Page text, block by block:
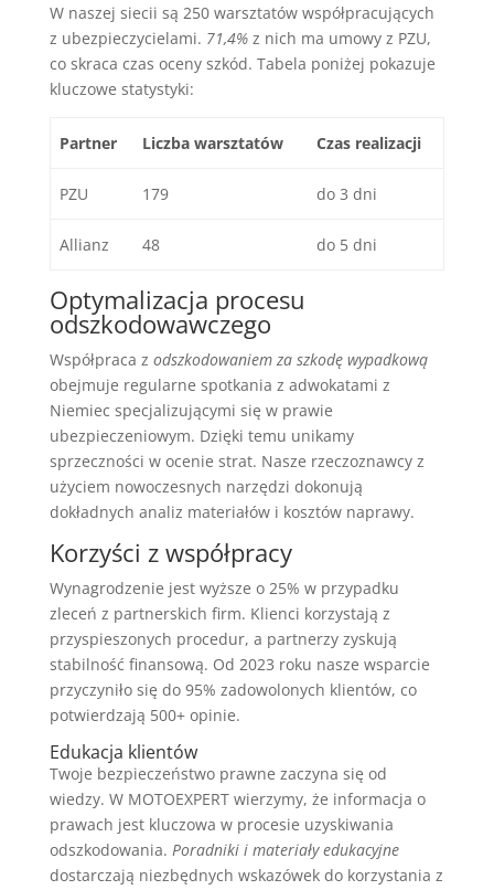
W naszej siecii są 250 warsztatów współpracujących
z ubezpieczycielami. 71,4%z nich ma umowy z PZU,
co skraca czas oceny szkód. Tabela poniżej pokazuje
kluczowe statystyki:
Partner Liczba warsztatów Czas realizacji
PZU 179 do 3 dni
Allianz 48 do 5 dni
Optymalizacja procesu
odszkodowawczego
Współpraca z odszkodowaniem za szkodę wypadkową
obejmuje regularne spotkania z adwokatami z
Niemiec specjalizującymi się w prawie
ubezpieczeniowym. Dzięki temu unikamy
sprzeczności w ocenie strat. Nasze rzeczoznawcy z
użyciem nowoczesnych narzędzi dokonują
dokładnych analiz materiałów i kosztów naprawy.
Korzyści z współpracy
Wynagrodzenie jest wyższe o 25% w przypadku
zleceń z partnerskich firm. Klienci korzystają z
przyspieszonych procedur, a partnerzy zyskują
stabilność finansową. Od 2023 roku nasze wsparcie
przyczyniło się do 95% zadowolonych klientów, co
potwierdzają 500+ opinie.
Edukacja klientów
Twoje bezpieczeństwo prawne zaczyna się od
wiedzy. W MOTOEXPERT wierzymy, że informacja o
prawach jest kluczowa w procesie uzyskiwania
odszkodowania. Poradniki i materiały edukacyjne
dostarczają niezbędnych wskazówek do korzystania z